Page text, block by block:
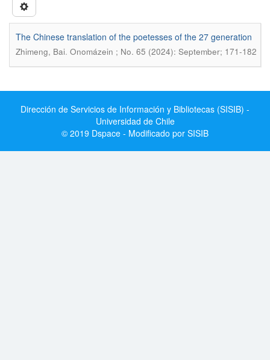
The Chinese translation of the poetesses of the 27 generation
Zhimeng, Bai. Onomázein ; No. 65 (2024): September; 171-182
Dirección de Servicios de Información y Bibliotecas (SISIB) -
Universidad de Chile
© 2019 Dspace - Modificado por SISIB